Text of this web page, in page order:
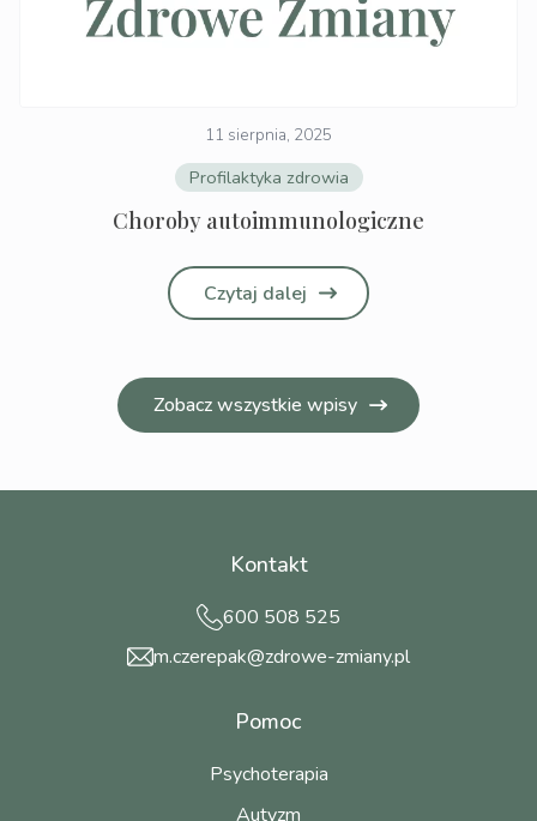
11 sierpnia, 2025
Profilaktyka zdrowia
Choroby autoimmunologiczne
Czytaj dalej
Zobacz wszystkie wpisy
Kontakt
600 508 525
m.czerepak@zdrowe-zmiany.pl
Pomoc
Psychoterapia
Autyzm